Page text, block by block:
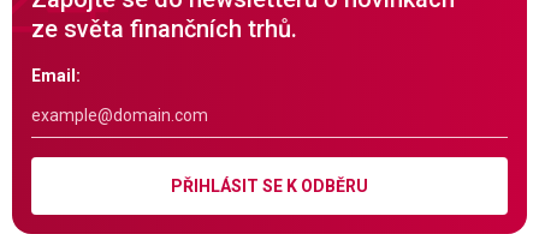
ze světa finančních trhů.
Email:
PŘIHLÁSIT SE K ODBĚRU